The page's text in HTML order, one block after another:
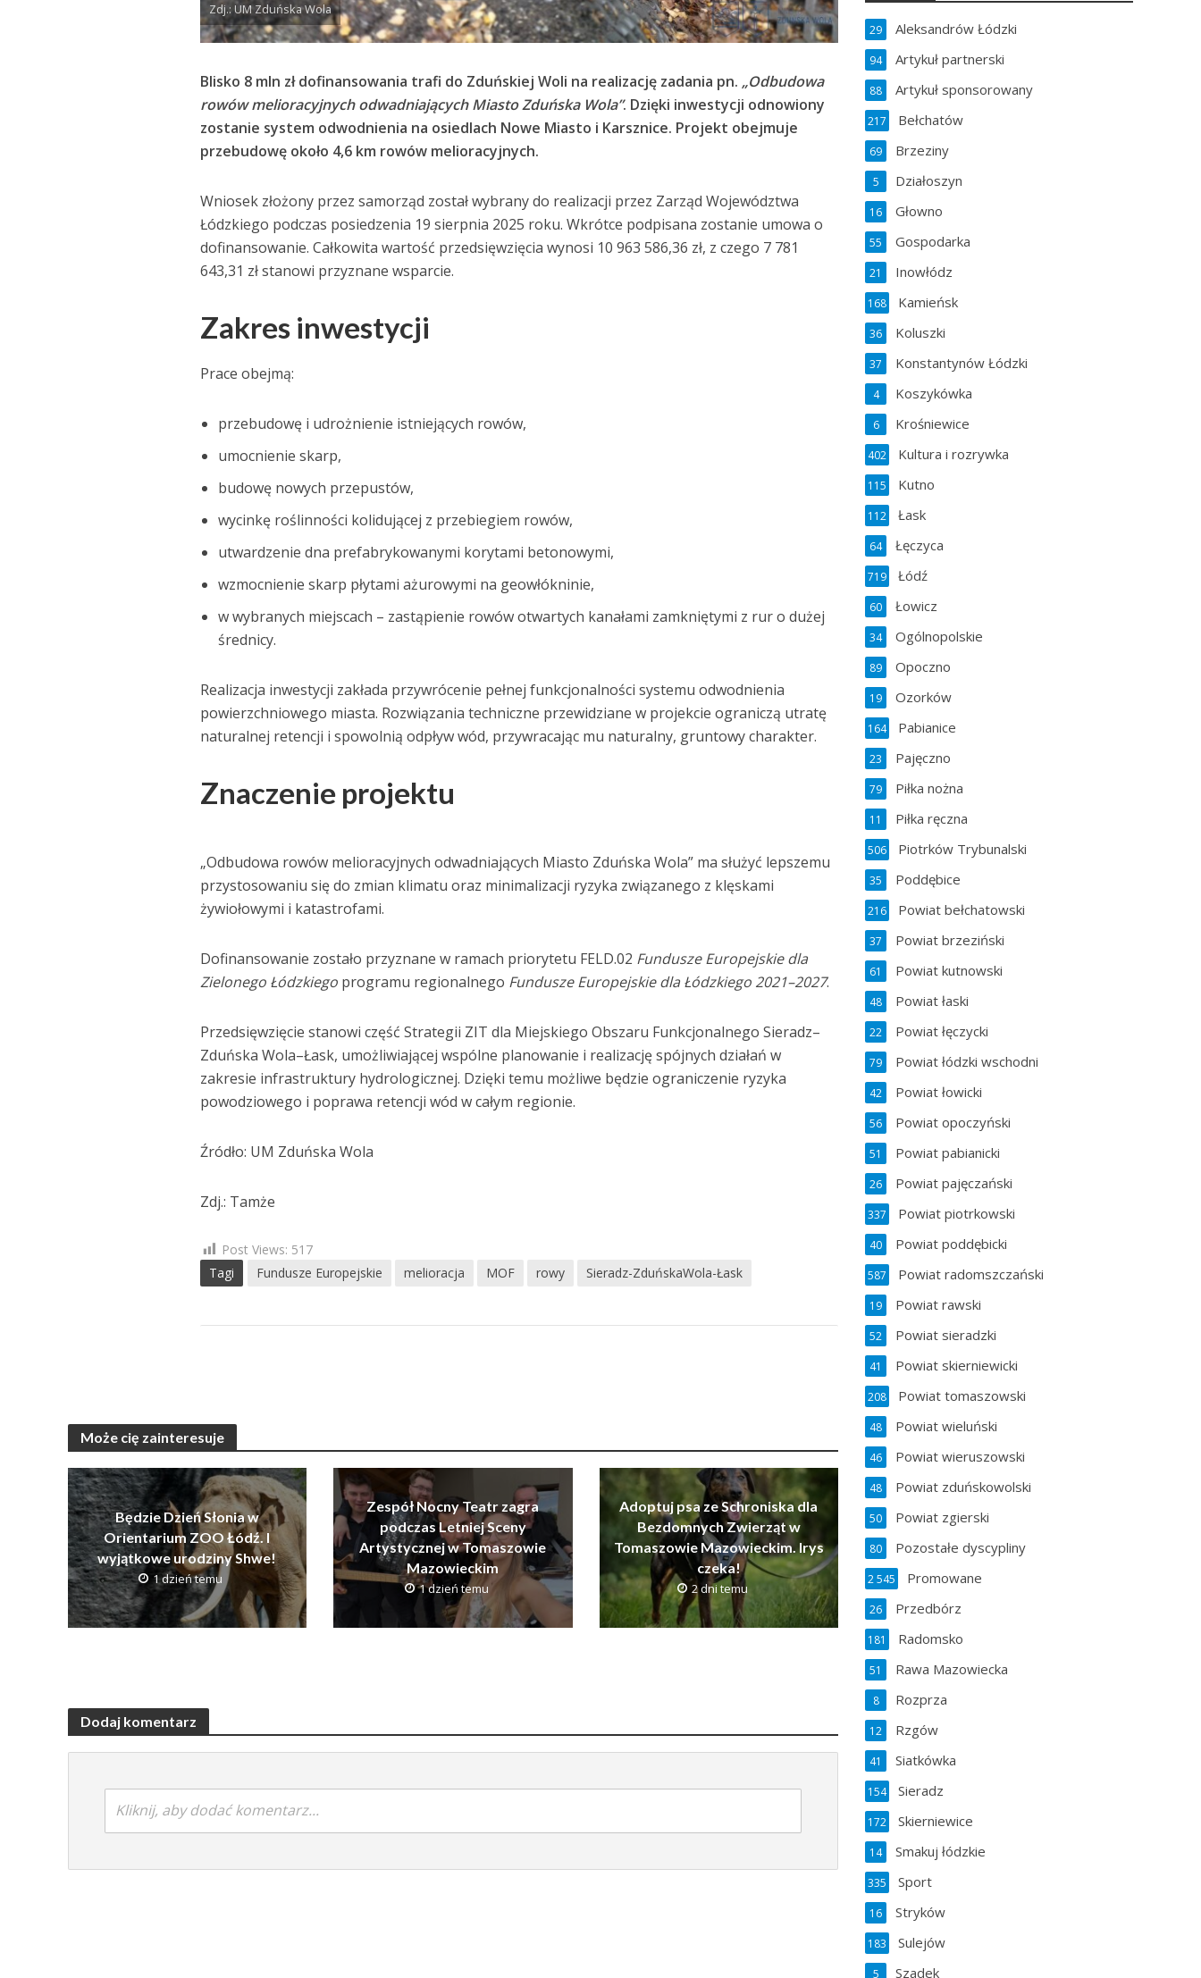
Zdj.: UM Zduńska Wola
Blisko 8 mln zł dofinansowania trafi do Zduńskiej Woli na realizację zadania pn. „Odbudowa
rowów melioracyjnych odwadniających Miasto Zduńska Wola”. Dzięki inwestycji odnowiony
zostanie system odwodnienia na osiedlach Nowe Miasto i Karsznice. Projekt obejmuje
przebudowę około 4,6 km rowów melioracyjnych.
Wniosek złożony przez samorząd został wybrany do realizacji przez Zarząd Województwa
Łódzkiego podczas posiedzenia 19 sierpnia 2025 roku. Wkrótce podpisana zostanie umowa o
dofinansowanie. Całkowita wartość przedsięwzięcia wynosi 10 963 586,36 zł, z czego 7 781
643,31 zł stanowi przyznane wsparcie.
Zakres inwestycji
Prace obejmą:
przebudowę i udrożnienie istniejących rowów,
umocnienie skarp,
budowę nowych przepustów,
wycinkę roślinności kolidującej z przebiegiem rowów,
utwardzenie dna prefabrykowanymi korytami betonowymi,
wzmocnienie skarp płytami ażurowymi na geowłókninie,
w wybranych miejscach – zastąpienie rowów otwartych kanałami zamkniętymi z rur o dużej
średnicy.
Realizacja inwestycji zakłada przywrócenie pełnej funkcjonalności systemu odwodnienia
powierzchniowego miasta. Rozwiązania techniczne przewidziane w projekcie ograniczą utratę
naturalnej retencji i spowolnią odpływ wód, przywracając mu naturalny, gruntowy charakter.
Znaczenie projektu
„Odbudowa rowów melioracyjnych odwadniających Miasto Zduńska Wola” ma służyć lepszemu
przystosowaniu się do zmian klimatu oraz minimalizacji ryzyka związanego z klęskami
żywiołowymi i katastrofami.
Dofinansowanie zostało przyznane w ramach priorytetu FELD.02 Fundusze Europejskie dla
Zielonego Łódzkiego programu regionalnego Fundusze Europejskie dla Łódzkiego 2021–2027.
Przedsięwzięcie stanowi część Strategii ZIT dla Miejskiego Obszaru Funkcjonalnego Sieradz–
Zduńska Wola–Łask, umożliwiającej wspólne planowanie i realizację spójnych działań w
zakresie infrastruktury hydrologicznej. Dzięki temu możliwe będzie ograniczenie ryzyka
powodziowego i poprawa retencji wód w całym regionie.
Źródło: UM Zduńska Wola
Zdj.: Tamże
Post Views: 517
Tagi
Fundusze Europejskie melioracja MOF rowy Sieradz-ZduńskaWola-Łask
Może cię zainteresuje
Będzie Dzień Słonia w
Orientarium ZOO Łódź. I
wyjątkowe urodziny Shwe!
1 dzień temu
Zespół Nocny Teatr zagra
podczas Letniej Sceny
Artystycznej w Tomaszowie
Mazowieckim
1 dzień temu
Adoptuj psa ze Schroniska dla
Bezdomnych Zwierząt w
Tomaszowie Mazowieckim. Irys
czeka!
2 dni temu
Dodaj komentarz
Kliknij, aby dodać komentarz...
Aleksandrów Łódzki
29
Artykuł partnerski
94
Artykuł sponsorowany
88
Bełchatów
217
Brzeziny
69
Działoszyn
5
Głowno
16
Gospodarka
55
Inowłódz
21
Kamieńsk
168
Koluszki
36
Konstantynów Łódzki
37
Koszykówka
4
Krośniewice
6
Kultura i rozrywka
402
Kutno
115
Łask
112
Łęczyca
64
Łódź
719
Łowicz
60
Ogólnopolskie
34
Opoczno
89
Ozorków
19
Pabianice
164
Pajęczno
23
Piłka nożna
79
Piłka ręczna
11
Piotrków Trybunalski
506
Poddębice
35
Powiat bełchatowski
216
Powiat brzeziński
37
Powiat kutnowski
61
Powiat łaski
48
Powiat łęczycki
22
Powiat łódzki wschodni
79
Powiat łowicki
42
Powiat opoczyński
56
Powiat pabianicki
51
Powiat pajęczański
26
Powiat piotrkowski
337
Powiat poddębicki
40
Powiat radomszczański
587
Powiat rawski
19
Powiat sieradzki
52
Powiat skierniewicki
41
Powiat tomaszowski
208
Powiat wieluński
48
Powiat wieruszowski
46
Powiat zduńskowolski
48
Powiat zgierski
50
Pozostałe dyscypliny
80
Promowane
2 545
Przedbórz
26
Radomsko
181
Rawa Mazowiecka
51
Rozprza
8
Rzgów
12
Siatkówka
41
Sieradz
154
Skierniewice
172
Smakuj łódzkie
14
Sport
335
Stryków
16
Sulejów
183
Szadek
5